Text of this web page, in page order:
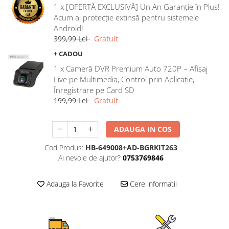
Rame adaptoare Ford
Rame adaptoare M-Benz
Rame adaptoare Opel
Rame adaptoare Skoda
Rame adaptoare Suzuki
Rame adaptoare Dacia
Rame adaptoare Audi
Rame adaptoare Renault
1 x [OFERTĂ EXCLUSIVĂ] Un An Garanție în Plus!
Acum ai protecție extinsă pentru sistemele
Android!
399,99 Lei Gratuit
+ CADOU
1 x Cameră DVR Premium Auto 720P – Afișaj
Live pe Multimedia, Control prin Aplicație,
Înregistrare pe Card SD
199,99 Lei Gratuit
ADAUGA IN COS
Cod Produs: HB-649008+AD-BGRKIT263
Ai nevoie de ajutor? 0753769846
Adauga la Favorite Cere informatii